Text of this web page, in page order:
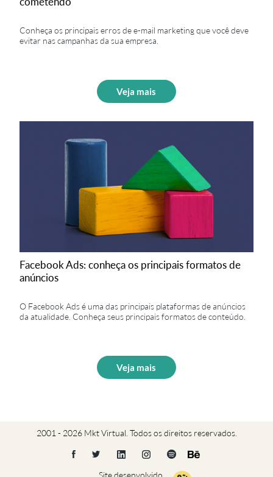
Conheça os principais erros de e-mail marketing que você deve
evitar nas campanhas da sua empresa.
Veja mais
Facebook Ads: conheça os principais formatos de
anúncios
O Facebook Ads é uma das principais plataformas de anúncios
da atualidade. Conheça seus principais formatos de conteúdo.
Veja mais
2001 - 2026 Mkt Virtual. Todos os direitos reservados.
Site desenvolvido